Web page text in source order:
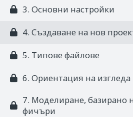
3. Основни настройки
4. Създаване на нов
5. Типове файлове
6. Ориентация на изгледа
7. Моделиране, базирано
фичъри